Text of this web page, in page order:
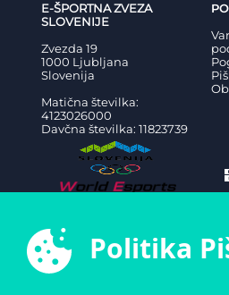
E-ŠPORTNA ZVEZA
SLOVENIJE
Zvezda 19
1000 Ljubljana
Slovenija
Matična številka:
4123026000
Davčna številka: 11823739
Politika